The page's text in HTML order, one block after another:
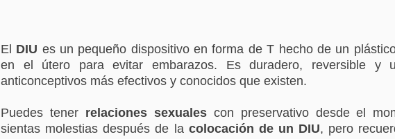
El DIU es un pequeño dispositivo en forma de T hecho de un
en el útero para evitar embarazos. Es duradero, reversible y
anticonceptivos más efectivos y conocidos que existen.
Puedes tener relaciones sexuales con preservativo desde el
sientas molestias después de la colocación de un DIU, pero